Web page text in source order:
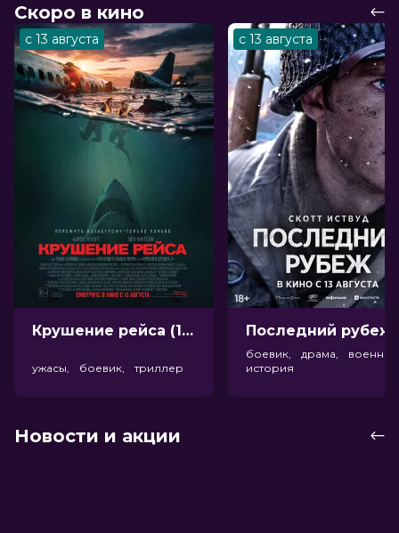
Скоро в кино
с 13 августа
Крушение рейса (18+)
ужасы, боевик, триллер
с 13 августа
боевик, драма,
история
Новости и акции